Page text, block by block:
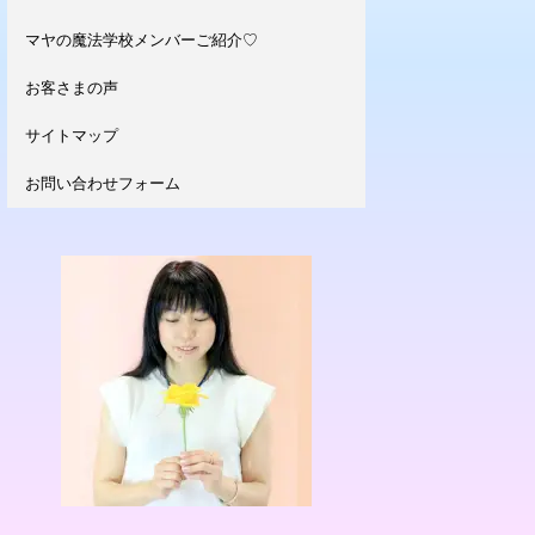
マヤの魔法学校メンバーご紹介♡
お客さまの声
サイトマップ
お問い合わせフォーム